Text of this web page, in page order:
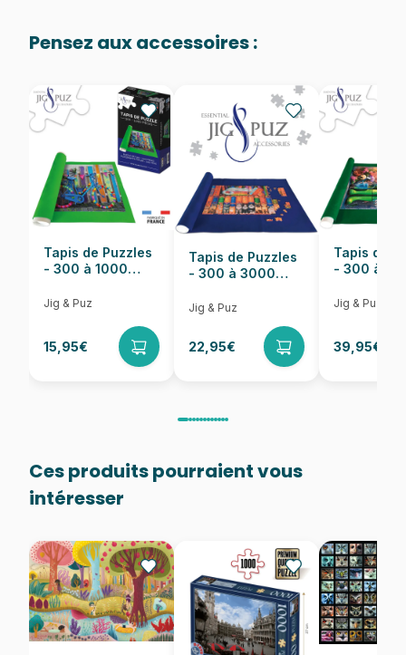
Provenance Puzzles fabriqués en France
EAN 5947502879862
Nombre de pièces 1000 pièces
Dimensions 47 x 68 cm
Pensez aux accessoires :
Tapis de Puzzles
- 300 à 1000
Jig & Puz
15,95€
Tapis de Puzzles
- 300 à 3000
Jig & Puz
22,95€
Tapis de
- 300 à
Jig & Puz
39,95€
Ces produits pourraient vous
intéresser